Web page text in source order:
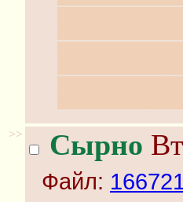
>> Сырно
Файл: